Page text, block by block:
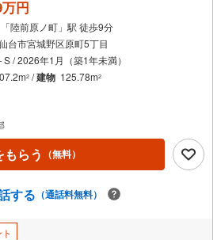
円
陸前原ノ町」駅 徒歩9分
台市宮城野区原町5丁目
/ 2026年1月（築1年未満）
2 /建物 125.78m2
もらう （無料）
する （通話料無料）